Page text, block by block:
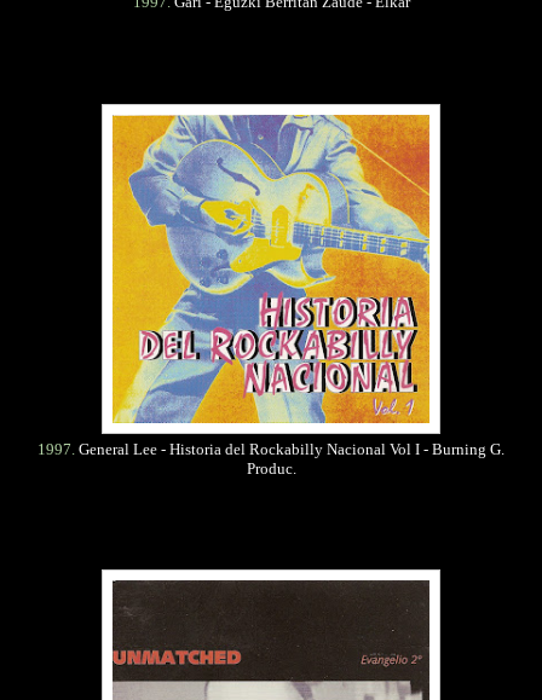
1997. General Lee - Historia del Rockabilly Nacional Vol I - Burning G.
Produc.